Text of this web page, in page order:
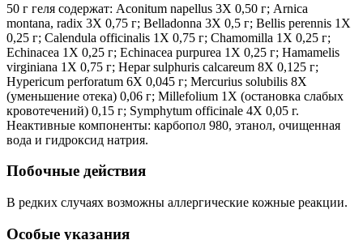
50 г геля содержат: Aconitum napellus 3X 0,50 г; Arnica
montana, radix 3X 0,75 г; Belladonna 3X 0,5 г; Bellis perennis 1X
0,25 г; Calendula officinalis 1X 0,75 г; Chamomilla 1X 0,25 г;
Echinacea 1X 0,25 г; Echinacea purpurea 1X 0,25 г; Hamamelis
virginiana 1X 0,75 г; Hepar sulphuris calcareum 8X 0,125 г;
Hypericum perforatum 6X 0,045 г; Mercurius solubilis 8X
(уменьшение отека) 0,06 г; Millefolium 1X (остановка слабых
кровотечений) 0,15 г; Symphytum officinale 4X 0,05 г.
Неактивные компоненты: карбопол 980, этанол, очищенная
вода и гидроксид натрия.
Побочные действия
В редких случаях возможны аллергические кожные реакции.
Особые указания